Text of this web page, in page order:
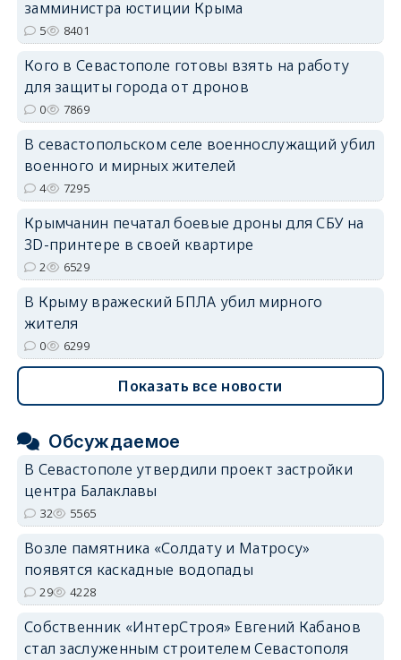
замминистра юстиции Крыма
5 8401
Кого в Севастополе готовы взять на работу
для защиты города от дронов
0 7869
В севастопольском селе военнослужащий убил
военного и мирных жителей
4 7295
Крымчанин печатал боевые дроны для СБУ на
3D-принтере в своей квартире
2 6529
В Крыму вражеский БПЛА убил мирного
жителя
0 6299
Показать все новости
Обсуждаемое
В Севастополе утвердили проект застройки
центра Балаклавы
32 5565
Возле памятника «Солдату и Матросу»
появятся каскадные водопады
29 4228
Собственник «ИнтерСтроя» Евгений Кабанов
стал заслуженным строителем Севастополя